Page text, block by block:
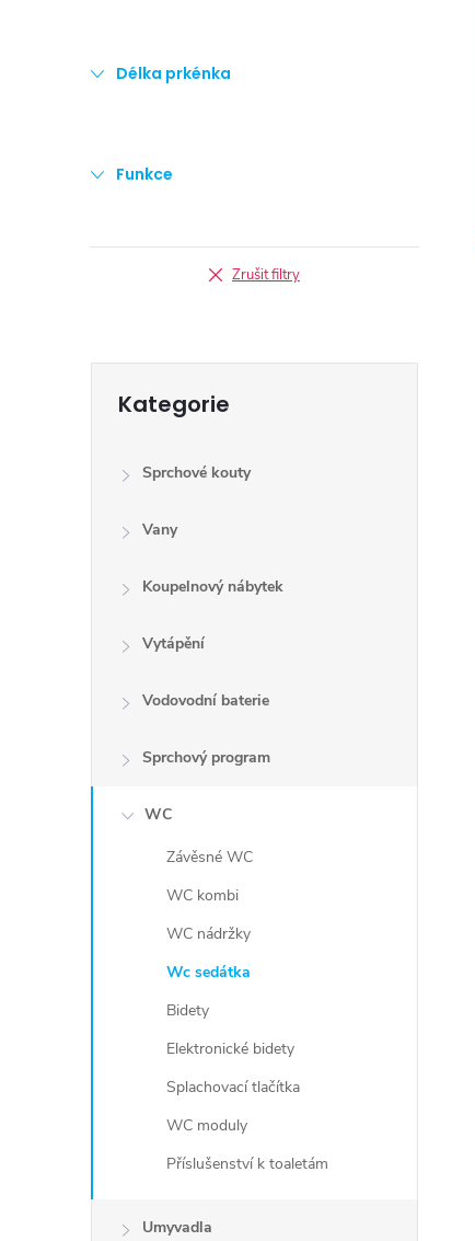
Délka prkénka
Funkce
Zrušit filtry
kategorie
Kategorie
Sprchové kouty
Vany
Koupelnový nábytek
Vytápění
Vodovodní baterie
Sprchový program
WC
Závěsné WC
WC kombi
WC nádržky
Wc sedátka
Bidety
Elektronické bidety
Splachovací tlačítka
WC moduly
Příslušenství k toaletám
Umyvadla